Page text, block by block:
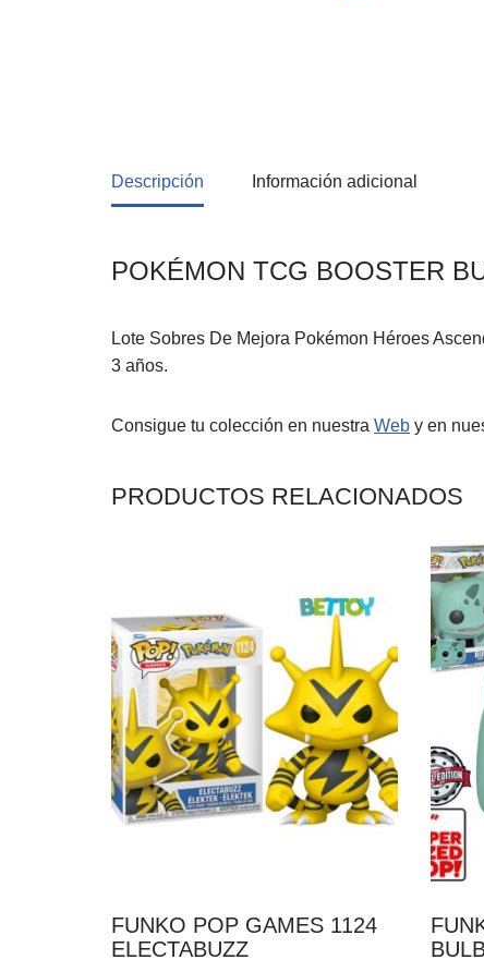
Descripción Información adicional
POKÉMON TCG BOOSTER
Lote Sobres De Mejora Pokémon Héroes
3 años.
Consigue tu colección en nuestra Web y en
PRODUCTOS RELACIONADOS
FUNKO POP GAMES 1124
ELECTABUZZ